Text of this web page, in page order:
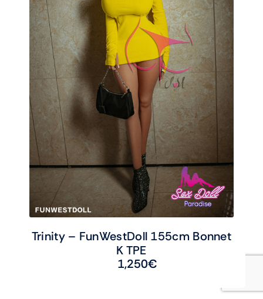
Trinity – FunWestDoll 155cm Bonnet
K TPE
1,250€